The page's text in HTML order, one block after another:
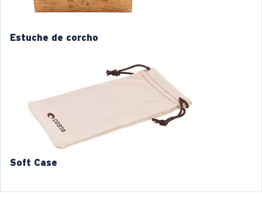
3. Ancho del lente:
4. Altura del lente:40.2 mm
5. Longitud de la patilla: 140 mm
Estuche de corcho
Soft Case